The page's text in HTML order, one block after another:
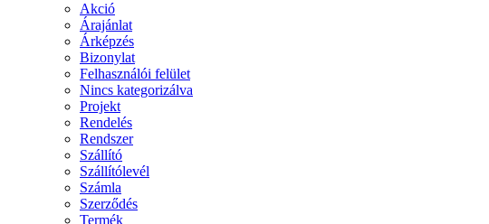
Akció
Árajánlat
Árképzés
Bizonylat
Felhasználói felület
Nincs kategorizálva
Projekt
Rendelés
Rendszer
Szállító
Szállítólevél
Számla
Szerződés
Termék